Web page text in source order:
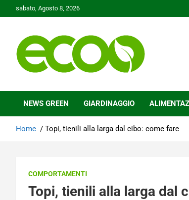
to
sabato, Agosto 8, 2026
Ecoo.it
NEWS GREEN GIARDINAGGIO
Home Topi, tienili alla larga dal cibo: come fare
COMPORTAMENTI
Topi, tienili alla larga dal